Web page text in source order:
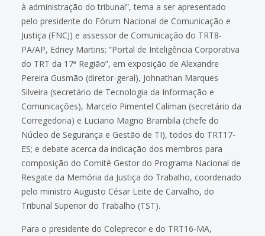
à administração do tribunal”, tema a ser apresentado
pelo presidente do Fórum Nacional de Comunicação e
Justiça (FNCJ) e assessor de Comunicação do TRT8-
PA/AP, Edney Martins; “Portal de Inteligência Corporativa
do TRT da 17ª Região”, em exposição de Alexandre
Pereira Gusmão (diretor-geral), Johnathan Marques
Silveira (secretário de Tecnologia da Informação e
Comunicações), Marcelo Pimentel Caliman (secretário da
Corregedoria) e Luciano Magno Brambila (chefe do
Núcleo de Segurança e Gestão de TI), todos do TRT17-
ES; e debate acerca da indicação dos membros para
composição do Comitê Gestor do Programa Nacional de
Resgate da Memória da Justiça do Trabalho, coordenado
pelo ministro Augusto César Leite de Carvalho, do
Tribunal Superior do Trabalho (TST).
Para o presidente do Coleprecor e do TRT16-MA,